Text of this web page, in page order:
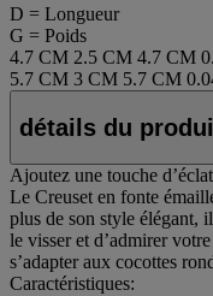
D = Longueur
G = Poids
4.7 CM 2.5 CM 4.7 CM
5.7 CM 3 CM 5.7 CM
détails du
Ajoutez une touche
Le Creuset en fonte
plus de son style élégant,
le visser et d’admirer
s’adapter aux cocottes
Caractéristiques: